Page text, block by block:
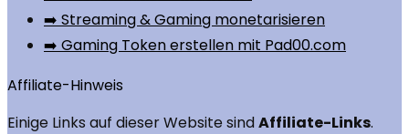
➡️ Streaming & Gaming monetarisieren
➡️ Gaming Token erstellen mit Pad00.com
Affiliate-Hinweis
Einige Links auf dieser Website sindAffiliate-Links.